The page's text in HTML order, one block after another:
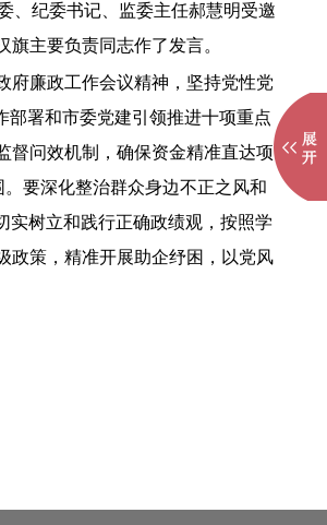
、纪委书记、监委主任郝慧明受邀
主要负责同志作了发言。
府廉政工作会议精神，坚持党性党
部署和市委党建引领推进十项重点
督问效机制，确保资金精准直达项
要深化整治群众身边不正之风和
实树立和践行正确政绩观，按照学
政策，精准开展助企纾困，以党风